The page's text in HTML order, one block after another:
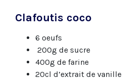
Clafoutis coco
6 oeufs
200g de sucre
400g de farine
20cl d’extrait de vanille